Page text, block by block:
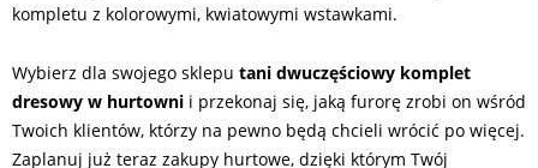
kompletu z kolorowymi, kwiatowymi wstawkami.
Wybierz dla swojego sklepu tani dwuczęściowy komplet
dresowy w hurtowni i przekonaj się, jaką furorę zrobi on wśród
Twoich klientów, którzy na pewno będą chcieli wrócić po więcej.
Zaplanuj już teraz zakupy hurtowe, dzięki którym Twój